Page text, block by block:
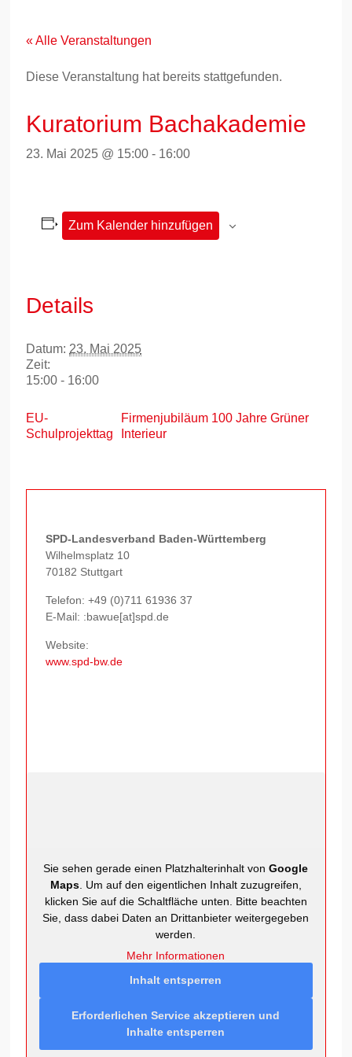
springen« Alle Veranstaltungen
Diese Veranstaltung hat bereits stattgefunden.
Kuratorium Bachakademie
23. Mai 2025 @ 15:00 - 16:00
Zum Kalender hinzufügen
Details
Datum: 23. Mai 2025
Zeit:
15:00 - 16:00
EU-
Schulprojekttag
Firmenjubiläum 100 Jahre Grüner
Interieur
SPD-Landesverband Baden-Württemberg
Wilhelmsplatz 10
70182 Stuttgart
Telefon:+49 (0)711 61936 37
E-Mail: :bawue[at]spd.de
Website:
www.spd-bw.de
Sie sehen gerade einen Platzhalterinhalt vonGoogle
Maps. Um auf den eigentlichen Inhalt zuzugreifen,
klicken Sie auf die Schaltfläche unten. Bitte beachten
Sie, dass dabei Daten an Drittanbieter weitergegeben
werden.
Mehr Informationen
Inhalt entsperren
Erforderlichen Service akzeptieren und
Inhalte entsperren